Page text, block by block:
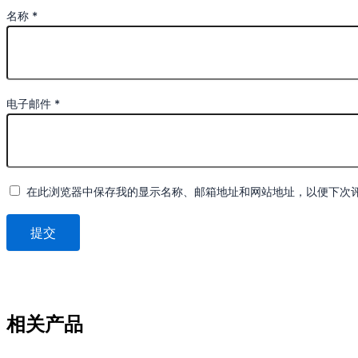
名称 *
电子邮件 *
在此浏览器中保存我的显示名称、邮箱地址和网站地址，以便下次
相关产品